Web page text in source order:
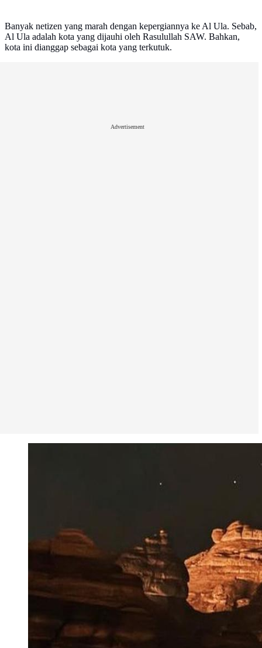
Banyak netizen yang marah dengan kepergiannya ke Al Ula. Sebab,
Al Ula adalah kota yang dijauhi oleh Rasulullah SAW. Bahkan,
kota ini dianggap sebagai kota yang terkutuk.
Advertisement